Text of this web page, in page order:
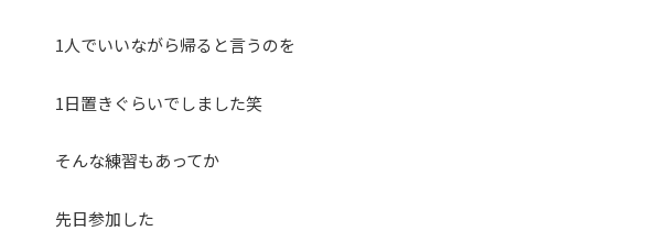
1人でいいながら帰ると言うのを
1日置きぐらいでしました笑
そんな練習もあってか
先日参加した